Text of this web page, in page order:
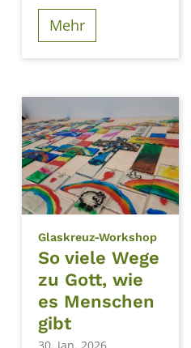
Mehr
Glaskreuz-Workshop:
So viele Wege
zu Gott, wie
es Menschen
gibt
30. Jan. 2026